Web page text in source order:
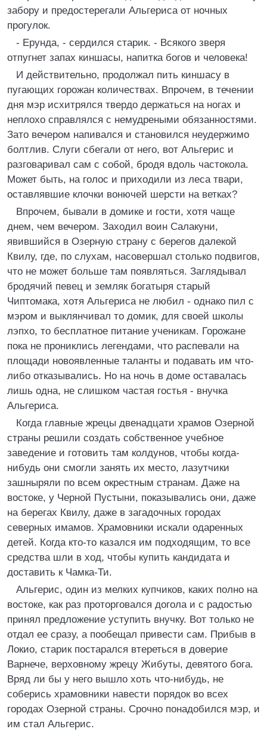
забору и предостерегали Альгериса от ночных
прогулок.
- Ерунда, - сердился старик. - Всякого зверя
отпугнет запах киншасы, напитка богов и человека!
И действительно, продолжал пить киншасу в
пугающих горожан количествах. Впрочем, в течении
дня мэр исхитрялся твердо держаться на ногах и
неплохо справлялся с немудреными обязанностями.
Зато вечером напивался и становился неудержимо
болтлив. Слуги сбегали от него, вот Альгерис и
разговаривал сам с собой, бродя вдоль частокола.
Может быть, на голос и приходили из леса твари,
оставлявшие клочки вонючей шерсти на ветках?
Впрочем, бывали в домике и гости, хотя чаще
днем, чем вечером. Заходил воин Салакуни,
явившийся в Озерную страну с берегов далекой
Квилу, где, по слухам, насовершал столько подвигов,
что не может больше там появляться. Заглядывал
бродячий певец и земляк богатыря старый
Чиптомака, хотя Альгериса не любил - однако пил с
мэром и выклянчивал то домик, для своей школы
лэпхо, то бесплатное питание ученикам. Горожане
пока не прониклись легендами, что распевали на
площади новоявленные таланты и подавать им что-
либо отказывались. Но на ночь в доме оставалась
лишь одна, не слишком частая гостья - внучка
Альгериса.
Когда главные жрецы двенадцати храмов Озерной
страны решили создать собственное учебное
заведение и готовить там колдунов, чтобы когда-
нибудь они смогли занять их место, лазутчики
зашныряли по всем окрестным странам. Даже на
востоке, у Черной Пустыни, показывались они, даже
на берегах Квилу, даже в загадочных городах
северных имамов. Храмовники искали одаренных
детей. Когда кто-то казался им подходящим, то все
средства шли в ход, чтобы купить кандидата и
доставить к Чамка-Ти.
Альгерис, один из мелких купчиков, каких полно на
востоке, как раз проторговался догола и с радостью
принял предложение уступить внучку. Вот только не
отдал ее сразу, а пообещал привести сам. Прибыв в
Локио, старик постарался втереться в доверие
Варнече, верховному жрецу Жибуты, девятого бога.
Вряд ли бы у него вышло хоть что-нибудь, не
соберись храмовники навести порядок во всех
городах Озерной страны. Срочно понадобился мэр, и
им стал Альгерис.